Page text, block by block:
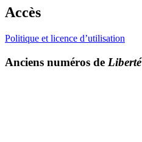
Accès
Politique et licence d’utilisation
Anciens numéros de Liberté